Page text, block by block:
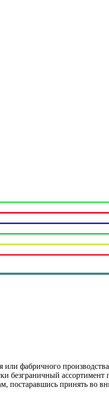
или фабричного
безграничный
постаравшись принять во